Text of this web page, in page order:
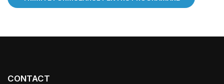
CONTACT